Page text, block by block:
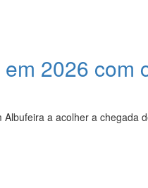
2026 com
a acolher a chegada